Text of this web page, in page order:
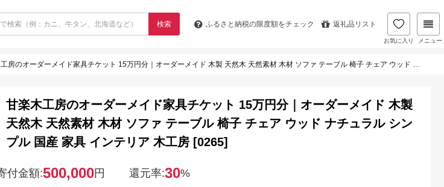
検索 ふるさと納税の限度額をチェック 返礼品リスト
お気に入り メニュー
のオーダーメイド家具チケット 15万円分｜オーダーメイド 木製 天然木 天然素材 木材 ソファ テーブル 椅子 チェア ウッド ナチュラル シンプル 国産 家具 インテリア 木工房 [0265]
甘楽木工房のオーダーメイド家具チケット 15万円分｜オーダーメイド 木製
天然木 天然素材 木材 ソファ テーブル 椅子 チェア ウッド ナチュラル シン
プル 国産 家具 インテリア 木工房 [0265]
付金額:500,000円 還元率:30%